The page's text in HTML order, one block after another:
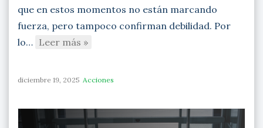
que en estos momentos no están marcando
fuerza, pero tampoco confirman debilidad. Por
lo… Leer más »
diciembre 19, 2025 Acciones